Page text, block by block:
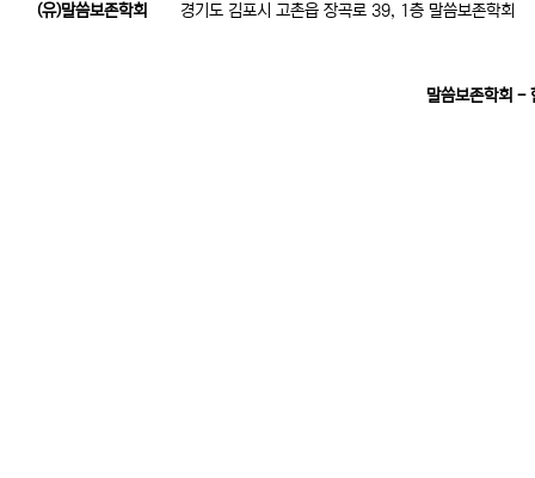
(유)말씀보존학회 경기도 김포시 고촌읍 장곡로 39, 1층 말씀보존학회
말씀보존학회 -